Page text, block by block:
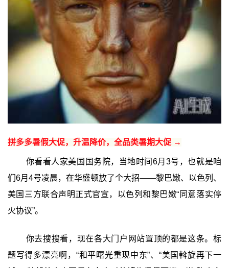
拼多多暑假大促，升温降价，全品类暑期大促 →
你看看人家美国国务院，当地时间6月3号，也就是咱
们6月4号凌晨，在华盛顿放了个大招——黎巴嫩、以色列、
美国三方联合声明正式官宣，以色列和黎巴嫩“同意落实停
火协议”。
你去搜搜看，现在各大门户网站置顶的都是这条。标
题写得多漂亮啊，“和平曙光重现中东”、“美国斡旋再下一